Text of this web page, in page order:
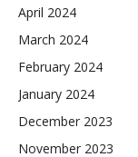
April 2024
March 2024
February 2024
January 2024
December 2023
November 2023